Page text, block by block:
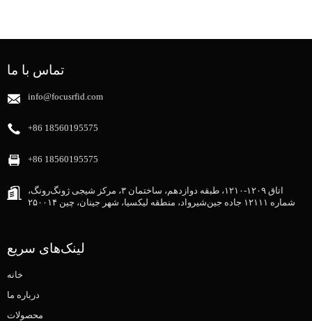
تماس با ما
info@focusrfid.com
‎+86 18560195575‎
‎+86 18560195575‎
اتاق ۱۲۰۹-۱۲۱۰، طبقه دوازدهم، ساختمان ۳، مرکز شیجی ژونگ‌رونگ،
شماره ۱۲۱۱۱ جاده جین‌شیرواد، منطقه لیکسیا، شهر جینان، چین ۲۵۰۰۱۴
لینک‌های سریع
خانه
درباره ما
محصولات